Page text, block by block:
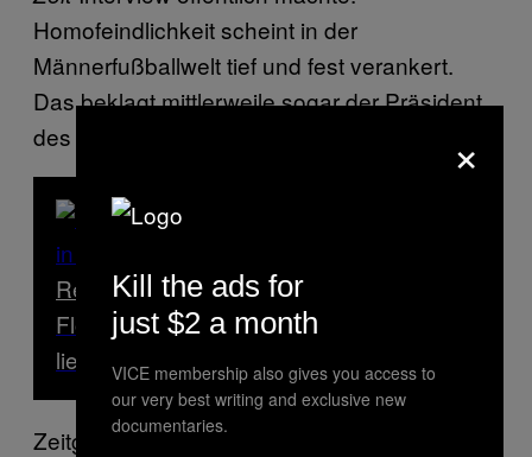
Homofeindlichkeit scheint in der
Männerfußballwelt tief und fest verankert.
Das beklagt mittlerweile sogar der Präsident
des Deutschen Fußball-Bundes Fritz Keller.
Read Next
Florian ist Putzmann im Sexclub – und er
liebt es
Zeitgleich zur Veröffentlichung der
×
Kill the ads for
just $2 a month
VICE membership also gives you access to
our very best writing and exclusive new
documentaries.